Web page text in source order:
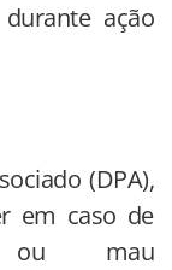
ação
(DPA),
em caso de
ou mau